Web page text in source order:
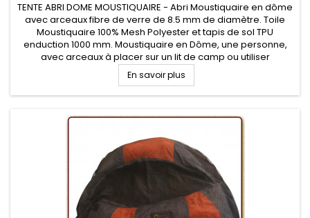
TENTE ABRI DOME MOUSTIQUAIRE - Abri Moustiquaire en dôme
avec arceaux fibre de verre de 8.5 mm de diamètre. Toile
Moustiquaire 100% Mesh Polyester et tapis de sol TPU
enduction 1000 mm. Moustiquaire en Dôme, une personne,
avec arceaux à placer sur un lit de camp ou utiliser
directement à même le sol
En savoir plus